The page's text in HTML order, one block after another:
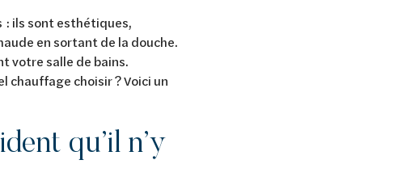
ils sont esthétiques,
en sortant de la douche.
votre salle de bains.
chauffage choisir ? Voici un
qu’il n’y